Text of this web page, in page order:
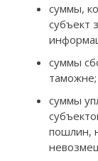
суммы,
субъект
суммы
таможне;
суммы
пошлин,